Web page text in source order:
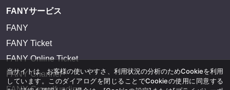
FANYサービス
FANY
FANY Ticket
FANY Online Ticket
FANY Channel
当サイトは、お客様の使いやすさ、利用状況の分析のためCookieを利用
しています。このダイアログを閉じることでCookieの使用に同意する